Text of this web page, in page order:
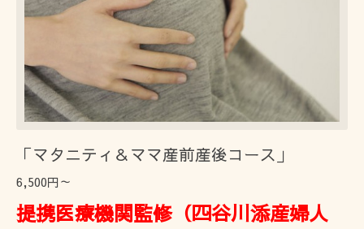
「マタニティ＆ママ産前産後コース」
6,500円～
提携医療機関監修（四谷川添産婦人